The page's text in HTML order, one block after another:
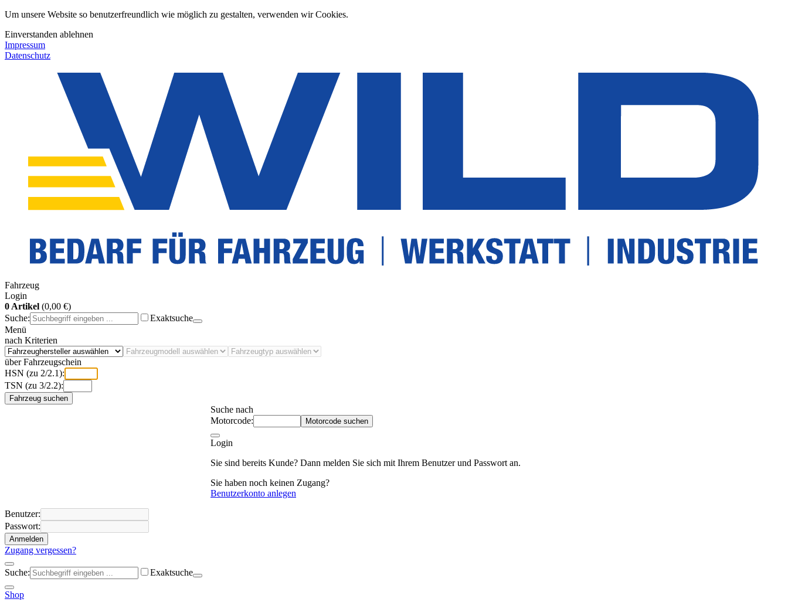
Um unsere Website so benutzerfreundlich wie möglich zu gestalten, verwenden wir Cookies.
Einverstanden ablehnen
Impressum
Datenschutz
Fahrzeug
Login
0 Artikel (0,00 €)
Suche:
Exaktsuche
Menü
nach Kriterien
über Fahrzeugschein
HSN (zu 2/2.1):
TSN (zu 3/2.2):
Fahrzeug suchen
Suche nach
Motorcode:
Motorcode suchen
Login
Sie sind bereits Kunde? Dann melden Sie sich mit Ihrem Benutzer und Passwort an.
Sie haben noch keinen Zugang?
Benutzerkonto anlegen
Benutzer:
Passwort:
Anmelden
Zugang vergessen?
Suche: Exaktsuche
Shop